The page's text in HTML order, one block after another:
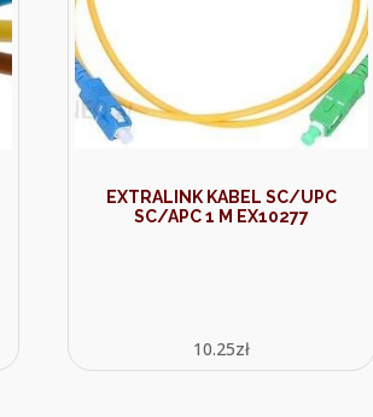
EXTRALINK KABEL SC/UPC
SC/APC 1 M EX10277
10.25zł